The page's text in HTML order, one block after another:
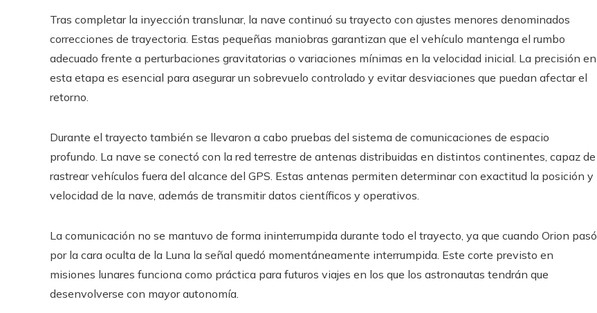
Tras completar la inyección translunar, la nave continuó su trayecto con ajustes menores denominados
correcciones de trayectoria. Estas pequeñas maniobras garantizan que el vehículo mantenga el rumbo
adecuado frente a perturbaciones gravitatorias o variaciones mínimas en la velocidad inicial. La precisión en
esta etapa es esencial para asegurar un sobrevuelo controlado y evitar desviaciones que puedan afectar el
retorno.
Durante el trayecto también se llevaron a cabo pruebas del sistema de comunicaciones de espacio
profundo. La nave se conectó con la red terrestre de antenas distribuidas en distintos continentes, capaz de
rastrear vehículos fuera del alcance del GPS. Estas antenas permiten determinar con exactitud la posición y
velocidad de la nave, además de transmitir datos científicos y operativos.
La comunicación no se mantuvo de forma ininterrumpida durante todo el trayecto, ya que cuando Orion pasó
por la cara oculta de la Luna la señal quedó momentáneamente interrumpida. Este corte previsto en
misiones lunares funciona como práctica para futuros viajes en los que los astronautas tendrán que
desenvolverse con mayor autonomía.